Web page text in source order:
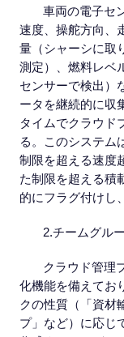
車両の電子セ
速度、操舵方向、
量（シャーシに取
測定）、燃料レベ
センサーで検出）
ータを継続的に収
タイムでクラウド
る。このシステム
制限を超える速度
た制限を超える積
的にフラグ付けし
2.チームグル
クラウド管理
化機能を備えてお
クの性質（「資材
プ」など）に応じ